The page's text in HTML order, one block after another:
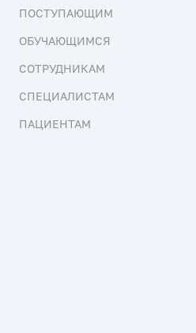
ПОСТУПАЮЩИМ
ОБУЧАЮЩИМСЯ
СОТРУДНИКАМ
СПЕЦИАЛИСТАМ
ПАЦИЕНТАМ